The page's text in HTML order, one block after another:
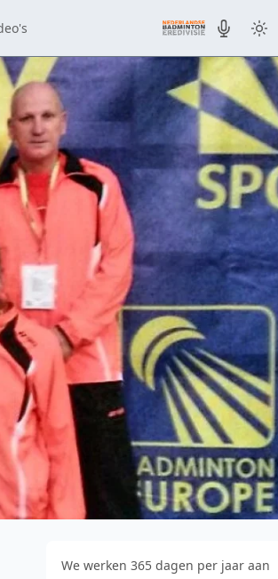
We werken 365 dagen per jaar aan